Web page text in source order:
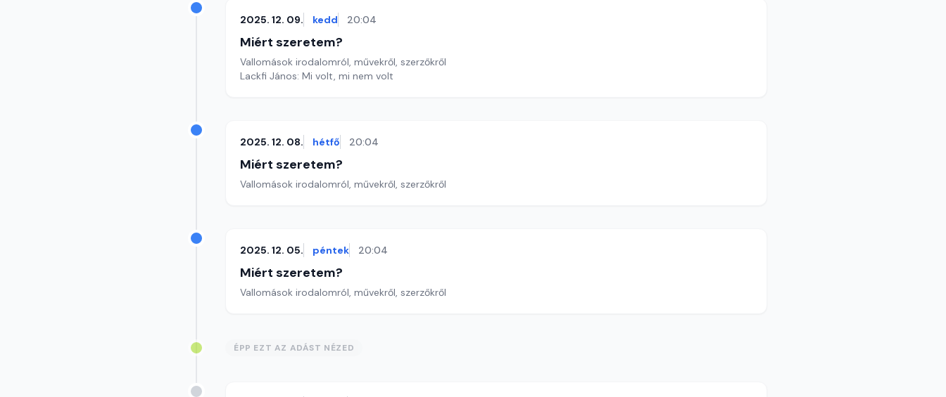
2025. 12. 09. kedd 20:04
Miért szeretem?
Vallomások irodalomról, művekről, szerzőkről
Lackfi János: Mi volt, mi nem volt
2025. 12. 08. hétfő 20:04
Miért szeretem?
Vallomások irodalomról, művekről, szerzőkről
2025. 12. 05. péntek 20:04
Miért szeretem?
Vallomások irodalomról, művekről, szerzőkről
ÉPP EZT AZ ADÁST NÉZED